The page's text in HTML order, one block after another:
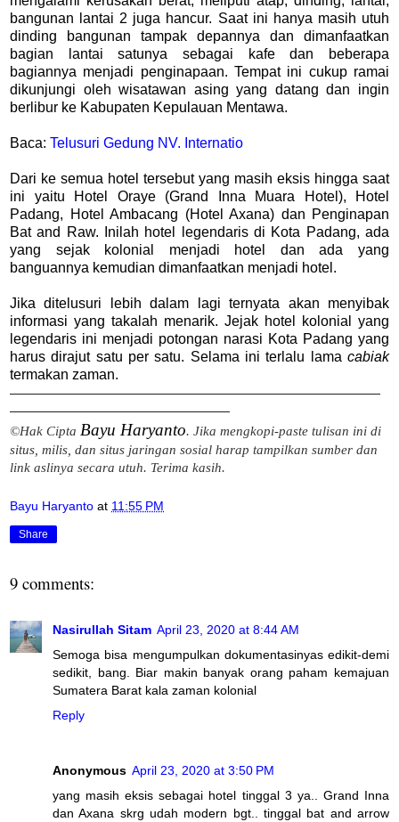
bangunan lantai 2 juga hancur. Saat ini hanya masih utuh
dinding bangunan tampak depannya dan dimanfaatkan
bagian lantai satunya sebagai kafe dan beberapa
bagiannya menjadi penginapaan. Tempat ini cukup ramai
dikunjungi oleh wisatawan asing yang datang dan ingin
berlibur ke Kabupaten Kepulauan Mentawa.
Baca: Telusuri Gedung NV. Internatio
Dari ke semua hotel tersebut yang masih eksis hingga saat
ini yaitu Hotel Oraye (Grand Inna Muara Hotel), Hotel
Padang, Hotel Ambacang (Hotel Axana) dan Penginapan
Bat and Raw. Inilah hotel legendaris di Kota Padang, ada
yang sejak kolonial menjadi hotel dan ada yang
banguannya kemudian dimanfaatkan menjadi hotel.
Jika ditelusuri lebih dalam lagi ternyata akan menyibak
informasi yang takalah menarik. Jejak hotel kolonial yang
legendaris ini menjadi potongan narasi Kota Padang yang
harus dirajut satu per satu. Selama ini terlalu lama cabiak
termakan zaman.
————————————————————————————————
———————————————————
©Hak Cipta Bayu Haryanto. Jika mengkopi-paste tulisan ini di
situs, milis, dan situs jaringan sosial harap tampilkan sumber dan
link aslinya secara utuh. Terima kasih.
Bayu Haryanto at 11:55 PM
Share
9 comments:
Nasirullah Sitam April 23, 2020 at 8:44 AM
Semoga bisa mengumpulkan dokumentasinyas edikit-demi
sedikit, bang. Biar makin banyak orang paham kemajuan
Sumatera Barat kala zaman kolonial
Reply
Anonymous April 23, 2020 at 3:50 PM
yang masih eksis sebagai hotel tinggal 3 ya.. Grand Inna
dan Axana skrg udah modern bgt.. tinggal bat and arrow